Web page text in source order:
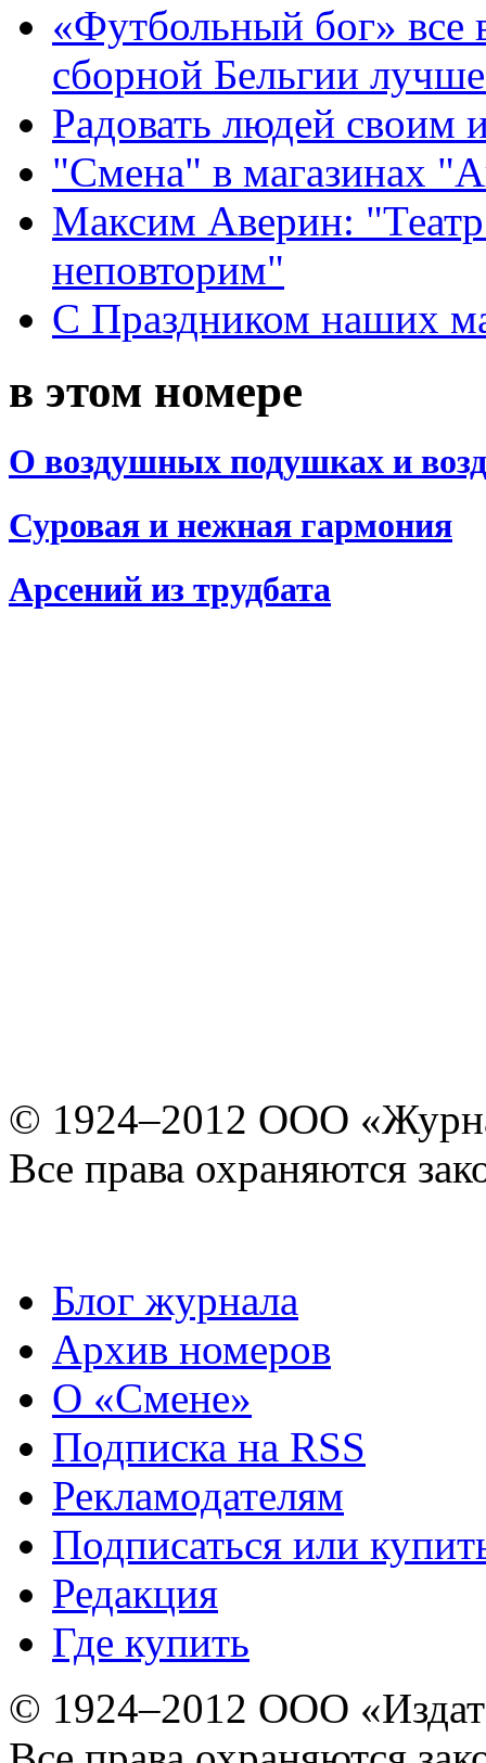
«Футбольный бог» все
сборной Бельгии
Радовать людей своим
"Смена" в магазинах
Максим Аверин:
неповторим"
С Праздником наших
в этом номере
О воздушных подушках и
Суровая и нежная гармония
Арсений из трудбата
© 1924–2012 ООО
Все права охраняются
Блог журнала
Архив номеров
О «Смене»
Подписка на RSS
Рекламодателям
Подписаться или
Редакция
Где купить
© 1924–2012 ООО